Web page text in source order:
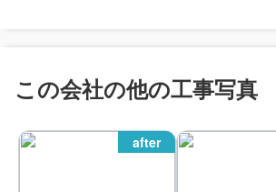
この会社の他の工事写真
after